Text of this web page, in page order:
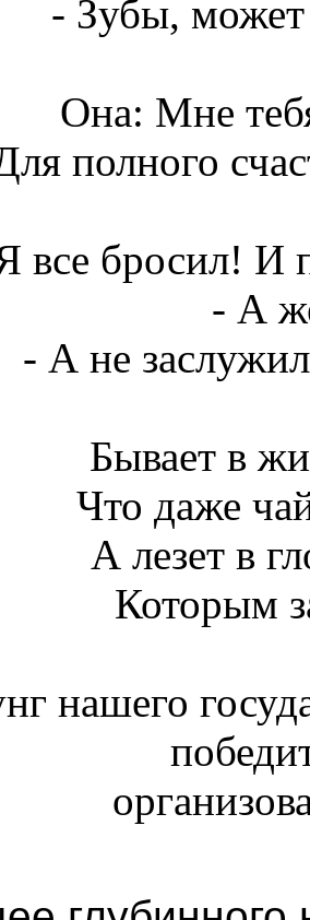
- Зубы,
Она: Мне
полного
все бpосил! И
- А
- А не
Бывает в
Что даже
А лезет в
Которым
нашего